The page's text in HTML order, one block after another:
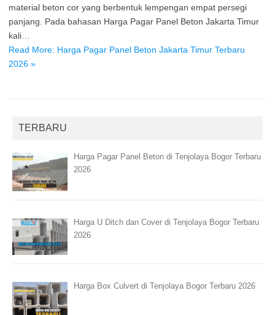
material beton cor yang berbentuk lempengan empat persegi
panjang. Pada bahasan Harga Pagar Panel Beton Jakarta Timur
kali…
Read More: Harga Pagar Panel Beton Jakarta Timur Terbaru
2026 »
TERBARU
Harga Pagar Panel Beton di Tenjolaya Bogor Terbaru
2026
Harga U Ditch dan Cover di Tenjolaya Bogor Terbaru
2026
Harga Box Culvert di Tenjolaya Bogor Terbaru 2026